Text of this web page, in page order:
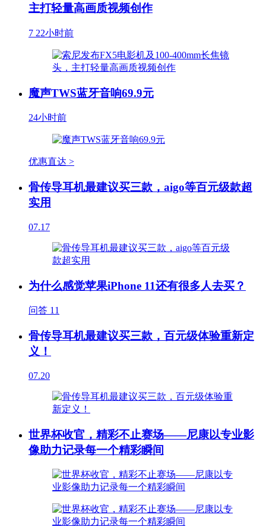
主打轻量高画质视频创作
7 22小时前
魔声TWS蓝牙音响69.9元
24小时前
优惠直达 >
骨传导耳机最建议买三款，aigo等百元级款超
实用
07.17
为什么感觉苹果iPhone 11还有很多人去买？
问答 11
骨传导耳机最建议买三款，百元级体验重新定
义！
07.20
世界杯收官，精彩不止赛场——尼康以专业影
像助力记录每一个精彩瞬间